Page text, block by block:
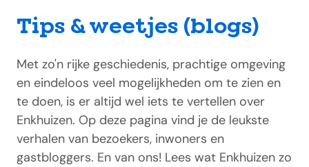
naar de inhoud
Tips & weetjes (blogs)
Met zo'n rijke geschiedenis, prachtige omgeving
en eindeloos veel mogelijkheden om te zien en
te doen, is er altijd wel iets te vertellen over
Enkhuizen. Op deze pagina vind je de leukste
verhalen van bezoekers, inwoners en
gastbloggers. En van ons! Lees wat Enkhuizen zo